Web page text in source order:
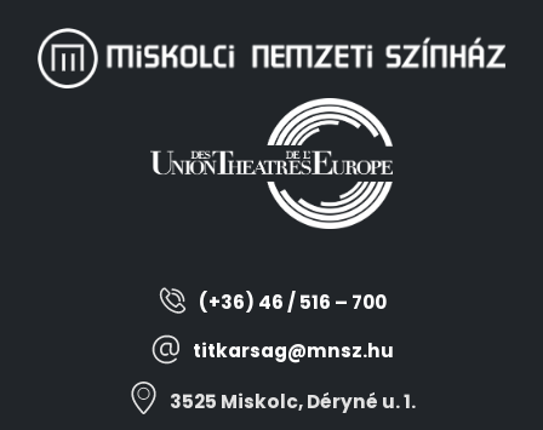
(+36) 46 / 516 – 700
titkarsag@mnsz.hu
3525 Miskolc, Déryné u. 1.